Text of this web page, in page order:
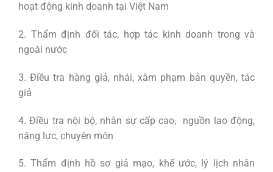
hoạt động kinh doanh tại Việt Nam
2. Thẩm định đối tác, hợp tác kinh doanh trong và
ngoài nước
3. Điều tra hàng giả, nhái, xâm phạm bản quyền, tác
giả
4. Điều tra nội bộ, nhân sự cấp cao, nguồn lao động,
năng lực, chuyên môn
5. Thẩm định hồ sơ giả mạo, khế ước, lý lịch nhân